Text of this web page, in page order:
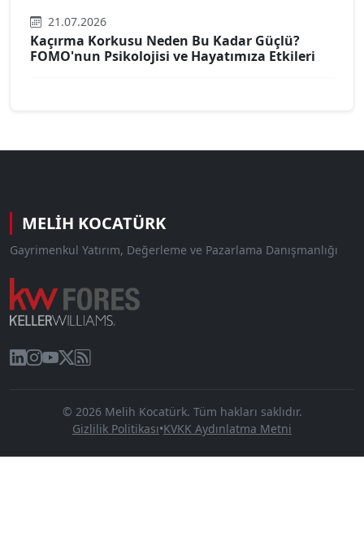
21.07.2026
Kaçırma Korkusu Neden Bu Kadar Güçlü?
FOMO'nun Psikolojisi ve Hayatımıza Etkileri
MELIH KOCATÜRK
Gayrimenkul Yatırım, Değerleme ve Pazarlama Danışmanlığı
© 2026 Melih Kocatürk. Tüm hakları saklıdır.
Gizlilik Politikası•KVKK Aydınlatma Metni